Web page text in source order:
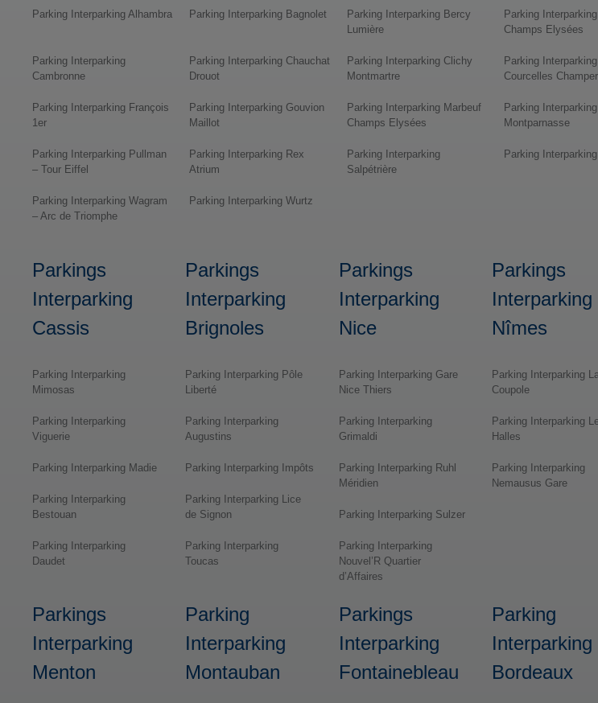
Parking Interparking Alhambra Parking Interparking Bagnolet
Parking Interparking Bercy
Lumière
Parking
Champs Elysées
Parking Interparking
Cambronne
Parking Interparking Chauchat
Drouot
Parking Interparking Clichy
Montmartre
Parking Interparking
Courcelles
Parking Interparking François
1er
Parking Interparking Gouvion
Maillot
Parking Interparking Marbeuf
Champs Elysées
Parking Interparking
Montparnasse
Parking Interparking Pullman
– Tour Eiffel
Parking Interparking Rex
Atrium
Parking Interparking
Salpétrière
Parking
Parking Interparking Wagram
– Arc de Triomphe
Parking Interparking Wurtz
Parkings
Interparking
Cassis
Parking Interparking
Mimosas
Parking Interparking
Viguerie
Parking Interparking Madie
Parking Interparking
Bestouan
Parking Interparking
Daudet
Parkings
Interparking
Brignoles
Parking Interparking Pôle
Liberté
Parking Interparking
Augustins
Parking Interparking Impôts
Parking Interparking Lice
de Signon
Parking Interparking
Toucas
Parkings
Interparking
Nice
Parking Interparking Gare
Nice Thiers
Parking Interparking
Grimaldi
Parking Interparking Ruhl
Méridien
Parking Interparking Sulzer
Parking Interparking
Nouvel’R Quartier
d’Affaires
Parkings
Interparking
Nîmes
Parking Interparking La
Coupole
Parking Interparking
Halles
Parking Interparking
Nemausus Gare
Parkings
Interparking
Menton
Parking
Interparking
Montauban
Parkings
Interparking
Fontainebleau
Parking
Interparking
Bordeaux